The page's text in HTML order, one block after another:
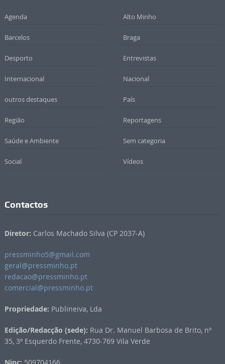
Agenda Alto Minho
Barcelos Braga
Desporto Entrevistas
Internacional Nacional
outros destaques País
Região Reportagens
Saúde e Ambiente Sem categoria
Social Vídeos
Contactos
Diretor: Carlos Machado Silva (CP 2037-A)
pressminho5@gmail.com
geral@pressminho.pt
redacao@pressminho.pt
comercial@pressminho.pt
Propriedade: Publineiva, Lda
Edição/Redacção (sede): Rua Dr. Manuel Barbosa de Brito, nº
35, 3º Esquerdo Frente, 4730-769 Vila Verde
Nipc: 509704166